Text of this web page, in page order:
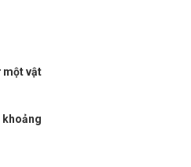
một vật
khoảng